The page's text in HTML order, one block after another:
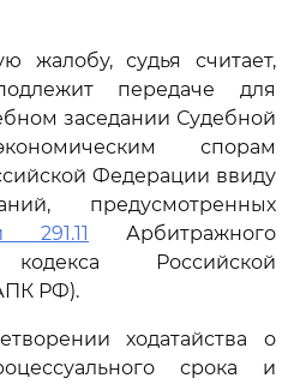
жалобу, судья считает,
передаче для
заседании Судебной
спорам
Федерации ввиду
предусмотренных
Арбитражного
кодекса Российской
РФ).
ходатайства о
срока и